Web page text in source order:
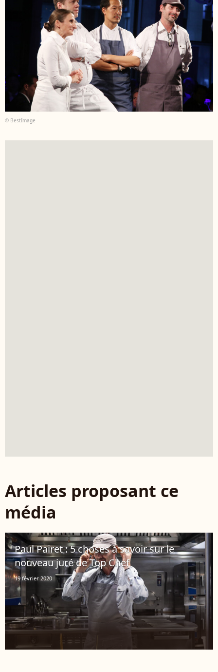
© BestImage
Articles proposant ce
média
Paul Pairet : 5 choses à savoir sur le
nouveau juré de Top Chef
19 février 2020